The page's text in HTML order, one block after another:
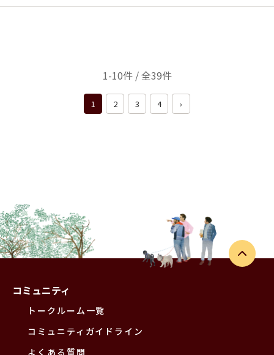
1-10件 / 全39件
1 2 3 4 ›
コミュニティ
トークルーム一覧
コミュニティガイドライン
よくある質問